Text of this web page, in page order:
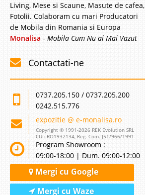
Living, Mese si Scaune, Masute de cafea,
Fotolii. Colaboram cu mari Producatori
de Mobila din Romania si Europa
Monalisa - Mobila Cum Nu ai Mai Vazut
Contactati-ne
0737.205.150 / 0737.205.200
0242.515.776
expozitie @ e-monalisa.ro
Copyright © 1991-2026 REK Evolution SRL
CUI: RO1932134, Reg. Com. J51/966/1991
Program Showroom :
09:00-18:00 | Dum. 09:00-12:00
Mergi cu Google
Mergi cu Waze